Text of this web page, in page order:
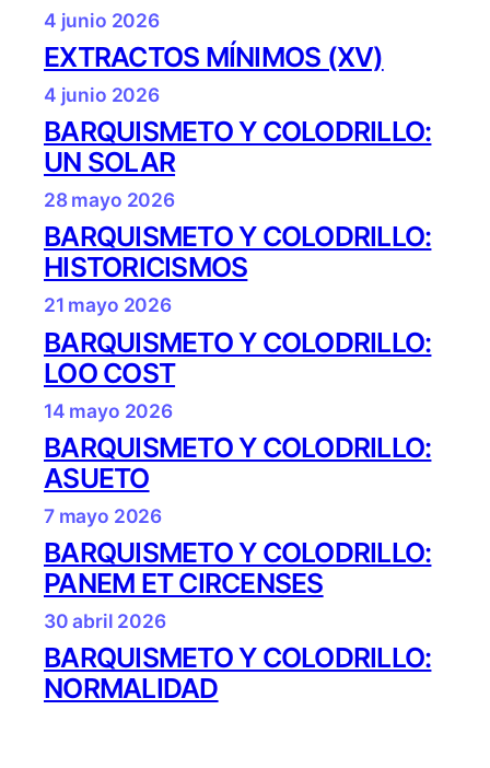
4 junio 2026
EXTRACTOS MÍNIMOS (XV)
4 junio 2026
BARQUISMETO Y COLODRILLO:
UN SOLAR
28 mayo 2026
BARQUISMETO Y COLODRILLO:
HISTORICISMOS
21 mayo 2026
BARQUISMETO Y COLODRILLO:
LOO COST
14 mayo 2026
BARQUISMETO Y COLODRILLO:
ASUETO
7 mayo 2026
BARQUISMETO Y COLODRILLO:
PANEM ET CIRCENSES
30 abril 2026
BARQUISMETO Y COLODRILLO:
NORMALIDAD